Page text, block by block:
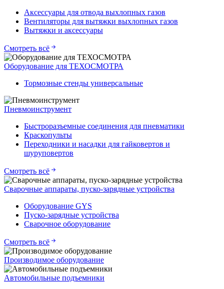
Аксессуары для отвода выхлопных газов
Вентиляторы для вытяжки выхлопных газов
Вытяжки и аксессуары
Смотреть всё
Оборудование для ТЕХОСМОТРА
Тормозные стенды универсальные
Пневмоинструмент
Быстроразъемные соединения для пневматики
Краскопульты
Переходники и насадки для гайковертов и
шуруповертов
Смотреть всё
Сварочные аппараты, пуско-зарядные устройства
Оборудование GYS
Пуско-зарядные устройства
Сварочное оборудование
Смотреть всё
Производимое оборудование
Автомобильные подъемники